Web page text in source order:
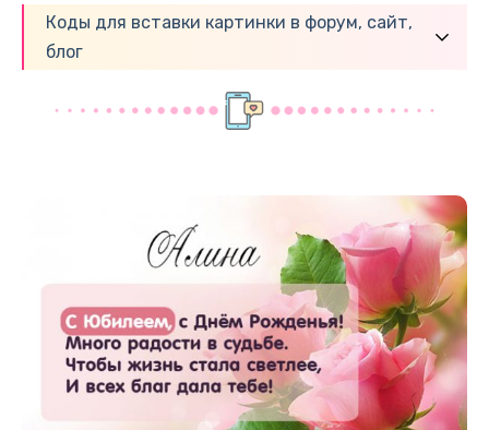
Коды для вставки картинки в форум, сайт,
блог